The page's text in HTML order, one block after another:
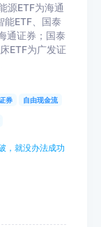
源ETF为海通
能ETF、国泰
通证券；国泰
ETF为广发证
券 自由现金流
，就没办法成功